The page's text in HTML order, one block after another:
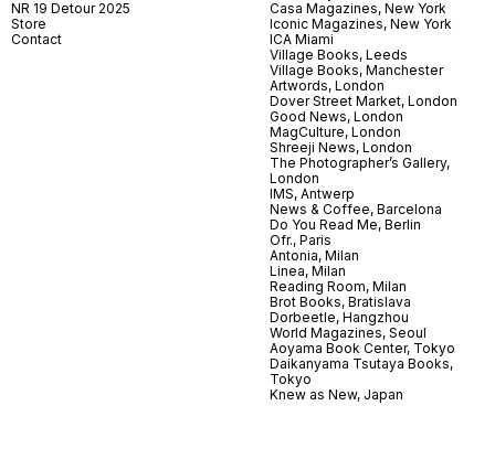
NR 19 Detour 2025
Store
Contact
Casa Magazines, New York
Iconic Magazines, New York
ICA Miami
Village Books, Leeds
Village Books, Manchester
Artwords, London
Dover Street Market, London
Good News, London
MagCulture, London
Shreeji News, London
The Photographer’s Gallery,
London
IMS, Antwerp
News & Coffee, Barcelona
Do You Read Me, Berlin
Ofr., Paris
Antonia, Milan
Linea, Milan
Reading Room, Milan
Brot Books, Bratislava
Dorbeetle, Hangzhou
World Magazines, Seoul
Aoyama Book Center, Tokyo
Daikanyama Tsutaya Books,
Tokyo
Knew as New, Japan